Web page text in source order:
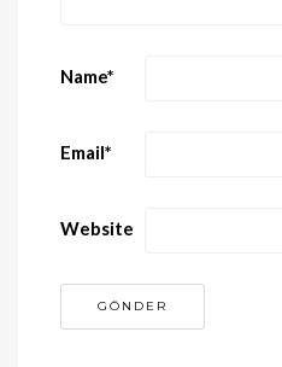
Name*
Email*
Website